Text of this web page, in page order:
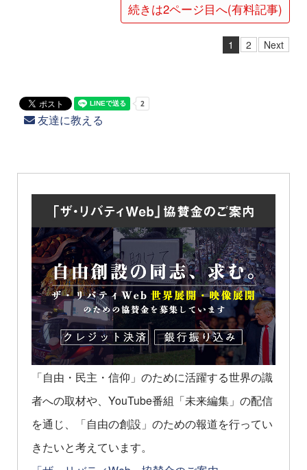
続きは2ページ目へ(有料記事)
1 2 Next
友達に教える
「自由・民主・信仰」のために活躍する世界の識
者への取材や、YouTube番組「未来編集」の配信
を通じ、「自由の創設」のための報道を行ってい
きたいと考えています。